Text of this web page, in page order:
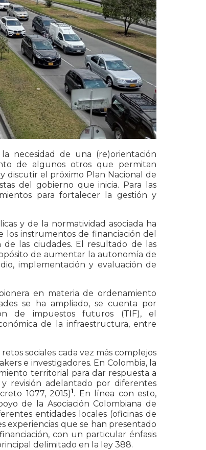
necesidad de una (re)orientación
de algunos otros que permitan
discutir el próximo Plan Nacional de
del gobierno que inicia. Para las
para fortalecer la gestión y
y de la normatividad asociada ha
instrumentos de financiación del
las ciudades. El resultado de las
de aumentar la autonomía de
implementación y evaluación de
en materia de ordenamiento
se ha ampliado, se cuenta por
de impuestos futuros (TIF), el
de la infraestructura, entre
sociales cada vez más complejos
e investigadores. En Colombia, la
territorial para dar respuesta a
revisión adelantado por diferentes
1077, 2015)1. En línea con esto,
de la Asociación Colombiana de
entidades locales (oficinas de
experiencias que se han presentado
con un particular énfasis
delimitado en la ley 388.